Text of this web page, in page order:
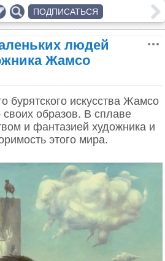
людей
Жамсо
бурятского искусства Жамсо
образов. В сплаве
и фантазией художника и
этого мира.
ПОДПИСАТЬСЯ